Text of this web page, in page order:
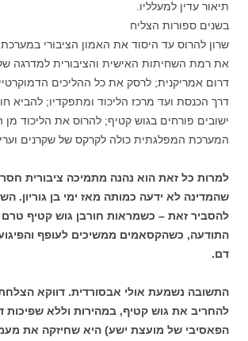
תיאור עדין למעלליו.
בשנים ספורות הצליח
שרון להרוס עד היסוד את האמון הציבורי
את רמת השחיתות האישית והציבורית למדרגה
דרום אמריקנית; לרסק את כל ההליכים
ישובים פורחים בגוש קטיף; להרוס את הליכוד מן
המערכת המפלגתית כולה לקרקס של שקרנים
למרות כל זאת הוא נהנה מתמיכה ציבורית
שהמדינה לא ידעה כמותה מאז ימי בן גוריון.
להסביר זאת – כשמראות חורבן גוש קטיף טרם
התודעה, כשהקסאמים ממשיכים לעופף
דם.
התשובה נשמעת אולי אבסורדית. דווקא
להחריב את גוש קטיף, במהירות וללא שפיכות
הפאסיבי של מועצת ישע) היא שחיזקה את